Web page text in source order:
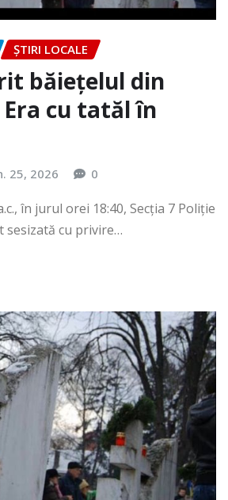
ȘTIRI LOCALE
băiețelul din
cu tatăl în
25, 2026 0
în jurul orei 18:40, Secția 7 Poliție
sesizată cu privire…